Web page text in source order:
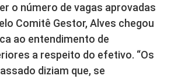
o número de vagas aprovadas
Comitê Gestor, Alves chegou
ao entendimento de
a respeito do efetivo. “Os
diziam que, se